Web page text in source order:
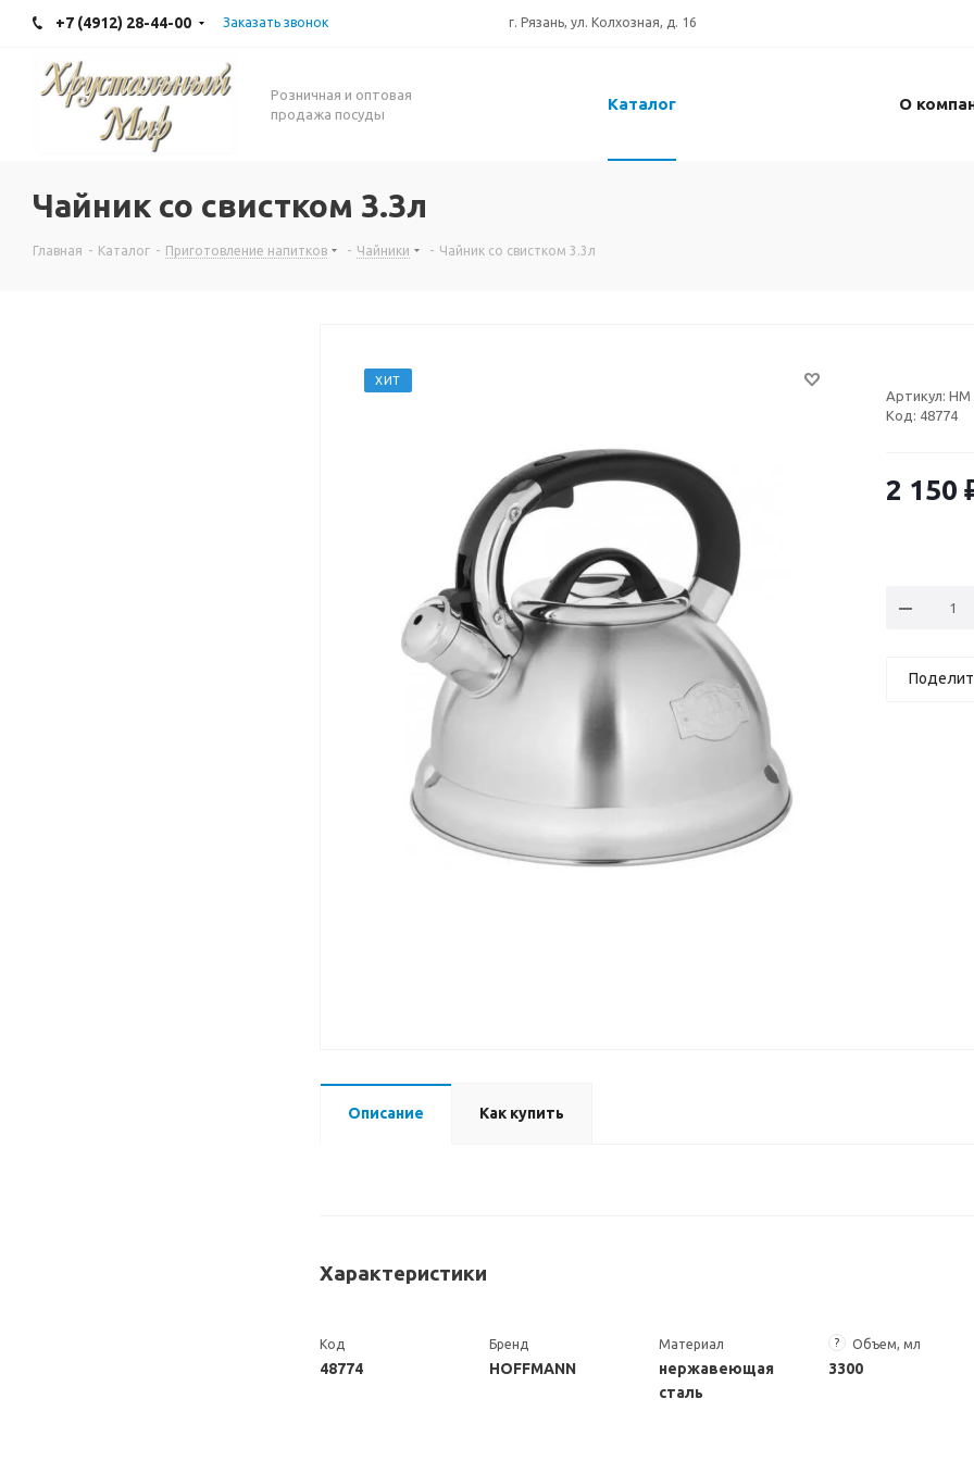
+7 (4912) 28-44-00 Заказать звонок г. Рязань, ул. Колхозная, д. 16
Розничная и оптовая
продажа посуды
Каталог О
Чайник со свистком 3.3л
Главная - Каталог - Приготовление напитков - Чайники - Чайник со свистком 3.3л
ХИТ
Артикул: НМ
Код: 48774
2 150
Описание Как купить
Характеристики
Код
48774
Бренд
HOFFMANN
Материал
нержавеющая
сталь
? Объем, мл
3300